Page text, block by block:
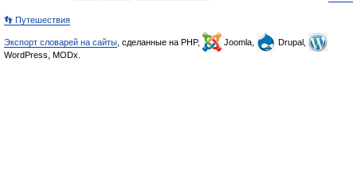
👣 Путешествия
Экспорт словарей на сайты , сделанные на PHP, Joomla,
Drupal,
WordPress, MODx.